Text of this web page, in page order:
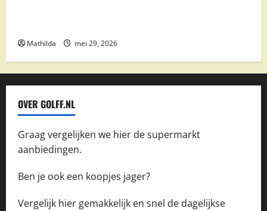
Mathilda mei 29, 2026
OVER GOLFF.NL
Graag vergelijken we hier de supermarkt
aanbiedingen.
Ben je ook een koopjes jager?
Vergelijk hier gemakkelijk en snel de dagelijkse